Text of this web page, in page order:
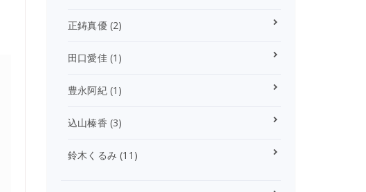
正鋳真優(2)
田口愛佳(1)
豊永阿紀(1)
込山榛香 (3)
鈴木くるみ (11)